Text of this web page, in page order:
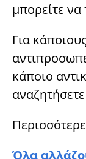
μπορείτε να
Για
κάποιο
Όλα